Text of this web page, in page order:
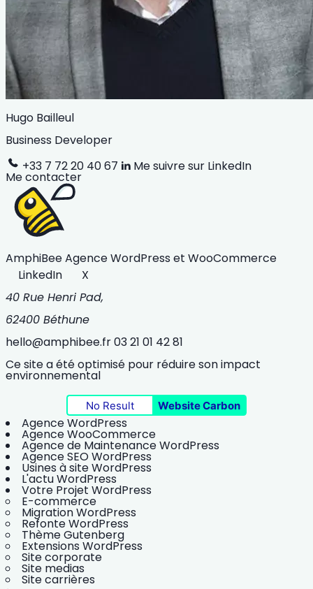
Hugo Bailleul
Business Developer
+33 7 72 20 40 67
Me suivre sur LinkedIn
Me contacter
AmphiBeeAgence WordPress et WooCommerce
LinkedIn
X
40 Rue Henri Pad,
62400 Béthune
hello@amphibee.fr03 21 01 42 81
Ce site a été optimisé pour réduire son impact
environnemental
No Result Website Carbon
Agence WordPress
Agence WooCommerce
Agence de Maintenance WordPress
Agence SEO WordPress
Usines à site WordPress
L'actu WordPress
Votre Projet WordPress
E-commerce
Migration WordPress
Refonte WordPress
Thème Gutenberg
Extensions WordPress
Site corporate
Site medias
Site carrières